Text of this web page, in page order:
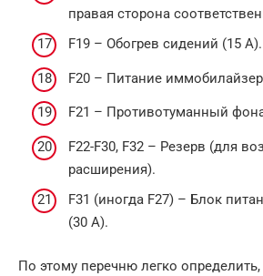
правая сторона
F19 – Обогрев сидений (15 А).
F20 – Питание
F21 – Противотуманный
F22-F30, F32 – Резерв (для
расширения).
F31 (иногда F27) – Блок
(30 А).
По этому перечню легко